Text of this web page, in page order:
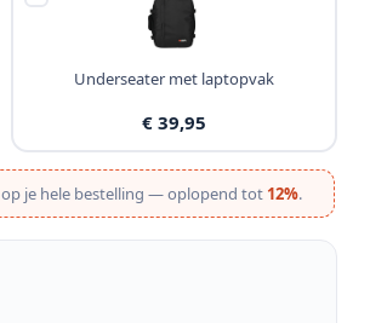
Underseater met laptopvak
€ 39,95
op je hele bestelling — oplopend tot 12%.